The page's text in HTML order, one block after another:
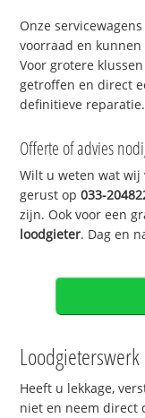
Onze
voorraad en
Voor grotere
getroffen en direct
definitieve reparatie.
Offerte of advies
Wilt u weten wat wij
gerust op033-
zijn. Ook voor een
loodgieter. Dag en
Heeft u lekkage,
niet en neem direct